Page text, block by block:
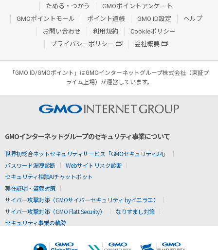
ためる・つかう
GMOポイントアンケート
GMOポイントモール
ポイント通帳 GMO ID設定
ヘルプ
お問い合わせ
利用規約
Cookieポリシー
プライバシーポリシー
会社概要
「GMO ID/GMOポイント」はGMOインターネットグループ株式会社（東証プ
ライム上場）が運営しています。
GMOインターネットグループのセキュリティ事業について
世界初総合ネットセキュリティサービス「GMOセキュリティ24」
パスワード漏洩診断
Webサイトリスク診断
セキュリティ相談AIチャットボット
実在証明・盗聴対策
サイバー攻撃対策（GMOサイバーセキュリティ byイエラエ）
サイバー攻撃対策（GMO Flatt Security）
なりすまし対策
セキュリティ事業の軌跡